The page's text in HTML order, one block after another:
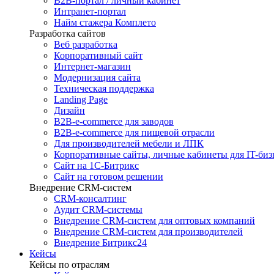
Интранет-портал
Найм стажера Комплето
Разработка сайтов
Веб разработка
Корпоративный сайт
Интернет-магазин
Модернизация сайта
Техническая поддержка
Landing Page
Дизайн
B2B-e-commerce для заводов
B2B-e-commerce для пищевой отрасли
Для производителей мебели и ЛПК
Корпоративные сайты, личные кабинеты для IT-
Сайт на 1С-Битрикс
Сайт на готовом решении
Внедрение CRM-систем
CRM-консалтинг
Аудит CRM-системы
Внедрение CRM-систем для оптовых компаний
Внедрение CRM-систем для производителей
Внедрение Битрикс24
Кейсы
Кейсы по отраслям